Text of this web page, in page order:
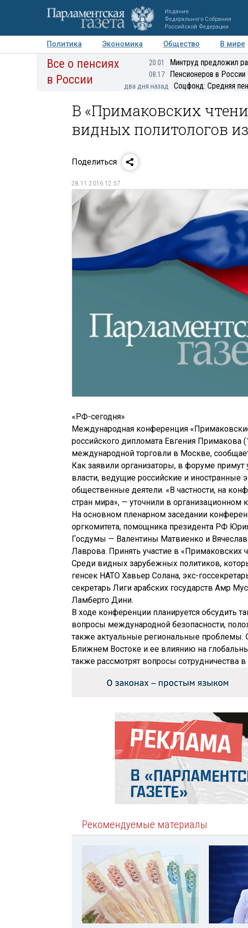
Издание
Федерального Собрания
Российской Федерации
Политика Экономика Общество В мире
Авторы Персоны Мнения Регионы
Все о пенсиях
в России
20:01 Минтруд предложил
08:17 Пенсионеров в
два дня назад Соцфонд: Средняя
В «Примаковских
видных политологов
Поделиться
28.11.2016 12:57
«РФ-сегодня»
Международная конференция
российского дипломата Евгения Примакова
международной торговли в Москве,
Как заявили организаторы, в форуме примут
власти, ведущие российские и
общественные деятели. «В частности, на
стран мира», — уточнили в организационном
На основном пленарном заседании
оргкомитета, помощника президента РФ
Госдумы — Валентины Матвиенко и
Лаврова. Принять участие в «Примаковских
Среди видных зарубежных политиков,
генсек НАТО Хавьер Солана, экс-
секретарь Лиги арабских государств Амр
Ламберто Дини.
В ходе конференции планируется обсудить
вопросы международной безопасности,
также актуальные региональные проблемы.
Ближнем Востоке и ее влиянию на
также рассмотрят вопросы сотрудничества
Рекомендуемые материалы